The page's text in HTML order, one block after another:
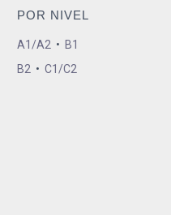
POR NIVEL
A1/A2 • B1
B2 • C1/C2